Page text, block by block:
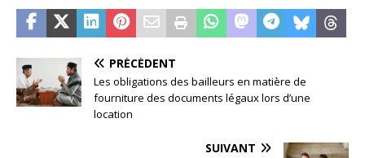
PRÉCÉDENT
Les obligations des bailleurs en matière de
fourniture des documents légaux lors d’une
location
SUIVANT